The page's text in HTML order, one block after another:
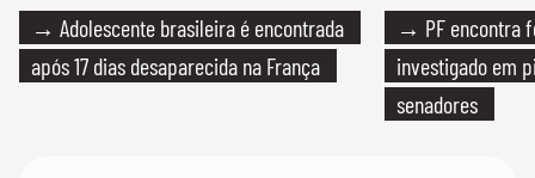
→ Adolescente brasileira é encontrada
após 17 dias desaparecida na França
→ PF encontra
investigado em
senadores